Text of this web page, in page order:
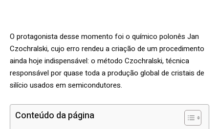
O protagonista desse momento foi o químico polonês Jan
Czochralski, cujo erro rendeu a criação de um procedimento
ainda hoje indispensável: o método Czochralski, técnica
responsável por quase toda a produção global de cristais de
silício usados em semicondutores.
Conteúdo da página